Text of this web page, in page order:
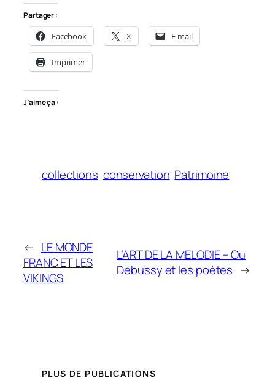
Partager :
Facebook X E-mail
Imprimer
J’aime ça :
collections conservation Patrimoine
← LE MONDE
FRANC ET LES
VIKINGS
L’ART DE LA MELODIE – Ou
Debussy et les poètes →
PLUS DE PUBLICATIONS